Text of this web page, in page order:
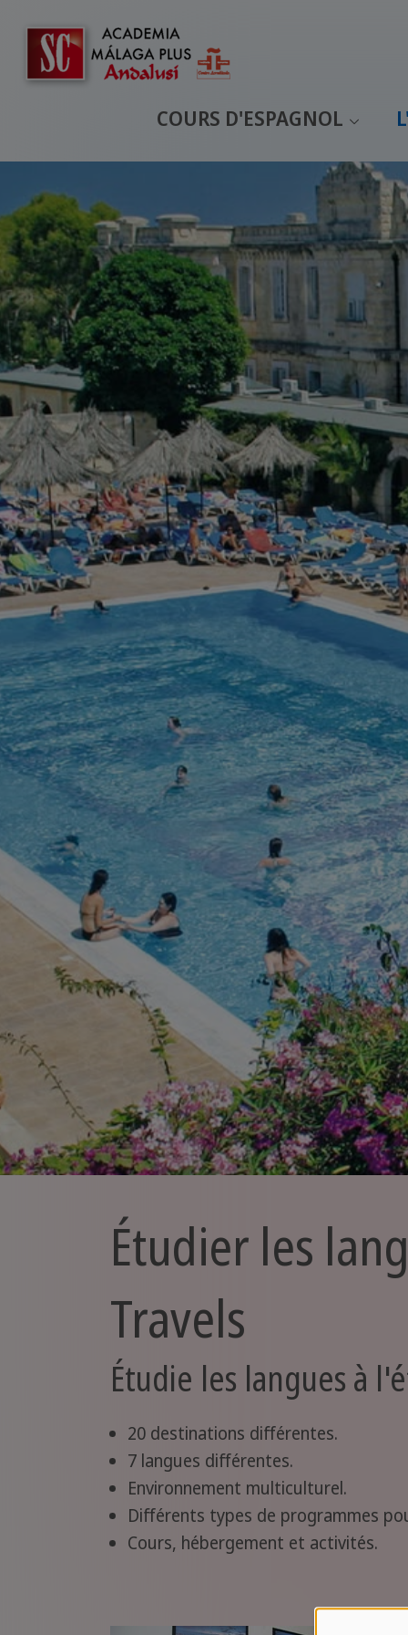
COURS D'ESPAGNOL
Étudier les
Travels
Étudie les langues à
20 destinations différentes.
7 langues différentes.
Environnement multiculturel.
Différents types de programmes
Cours, hébergement et activités.